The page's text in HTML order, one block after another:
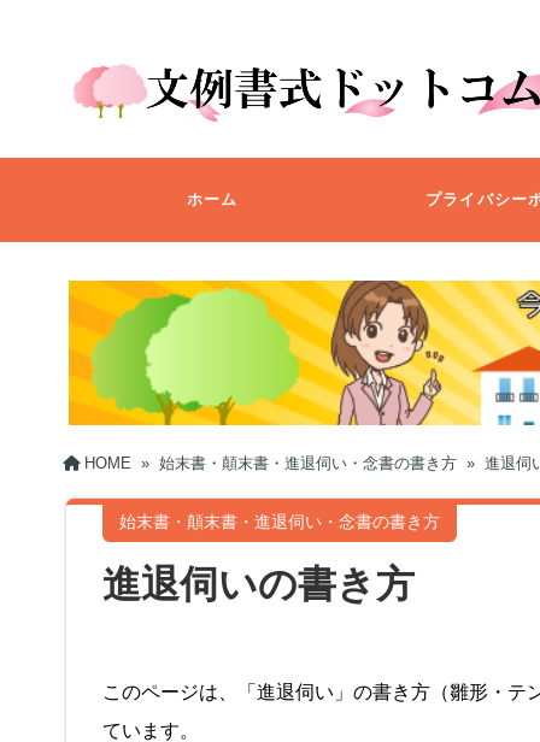
ホーム プライバシー
HOME » 始末書・顛末書・進退伺い・念書の書き方 » 進退伺
始末書・顛末書・進退伺い・念書の書き方
進退伺いの書き方
このページは、「進退伺い」の書き方（雛形・
ています。